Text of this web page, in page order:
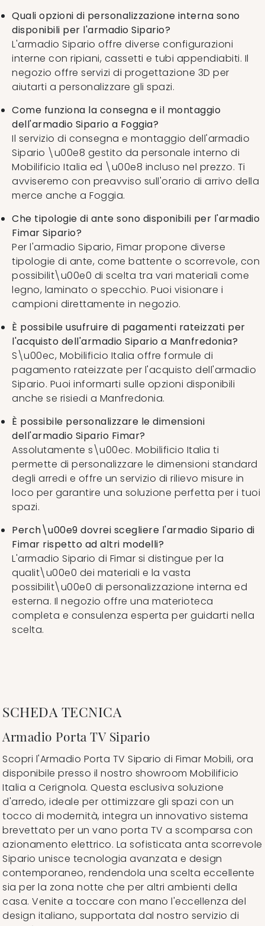
Quali opzioni di personalizzazione interna sono
disponibili per l'armadio Sipario?
L'armadio Sipario offre diverse configurazioni
interne con ripiani, cassetti e tubi appendiabiti. Il
negozio offre servizi di progettazione 3D per
aiutarti a personalizzare gli spazi.
Come funziona la consegna e il montaggio
dell'armadio Sipario a Foggia?
Il servizio di consegna e montaggio dell'armadio
Sipario \u00e8 gestito da personale interno di
Mobilificio Italia ed \u00e8 incluso nel prezzo. Ti
avviseremo con preavviso sull'orario di arrivo della
merce anche a Foggia.
Che tipologie di ante sono disponibili per l'armadio
Fimar Sipario?
Per l'armadio Sipario, Fimar propone diverse
tipologie di ante, come battente o scorrevole, con
possibilit\u00e0 di scelta tra vari materiali come
legno, laminato o specchio. Puoi visionare i
campioni direttamente in negozio.
È possibile usufruire di pagamenti rateizzati per
l'acquisto dell'armadio Sipario a Manfredonia?
S\u00ec, Mobilificio Italia offre formule di
pagamento rateizzate per l'acquisto dell'armadio
Sipario. Puoi informarti sulle opzioni disponibili
anche se risiedi a Manfredonia.
È possibile personalizzare le dimensioni
dell'armadio Sipario Fimar?
Assolutamente s\u00ec. Mobilificio Italia ti
permette di personalizzare le dimensioni standard
degli arredi e offre un servizio di rilievo misure in
loco per garantire una soluzione perfetta per i tuoi
spazi.
Perch\u00e9 dovrei scegliere l'armadio Sipario di
Fimar rispetto ad altri modelli?
L'armadio Sipario di Fimar si distingue per la
qualit\u00e0 dei materiali e la vasta
possibilit\u00e0 di personalizzazione interna ed
esterna. Il negozio offre una materioteca
completa e consulenza esperta per guidarti nella
scelta.
SCHEDA TECNICA
Armadio Porta TV Sipario
Scopri l'Armadio Porta TV Sipario di Fimar Mobili, ora
disponibile presso il nostro showroom Mobilificio
Italia a Cerignola. Questa esclusiva soluzione
d'arredo, ideale per ottimizzare gli spazi con un
tocco di modernità, integra un innovativo sistema
brevettato per un vano porta TV a scomparsa con
azionamento elettrico. La sofisticata anta scorrevole
Sipario unisce tecnologia avanzata e design
contemporaneo, rendendola una scelta eccellente
sia per la zona notte che per altri ambienti della
casa. Venite a toccare con mano l'eccellenza del
design italiano, supportata dal nostro servizio di